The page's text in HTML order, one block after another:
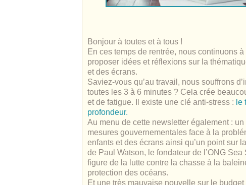
Bonjour à toutes et à tous !
En ces temps de rentrée, nous continuons à
proposer idées et réflexions sur la
et des écrans.
Saviez-vous qu’au travail, nous souffrons
toutes les 3 à 6 minutes ? Cela crée
et de fatigue. Il existe une clé anti-stress : le
profondeur.
Au menu de cette newsletter également :
mesures gouvernementales face à la
enfants et des écrans ainsi qu’un point sur
de Paul Watson, le fondateur de l’ONG Sea
figure de la lutte contre la chasse à la
protection des océans.
Et une très mauvaise nouvelle sur le